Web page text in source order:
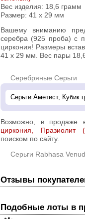
Вес изделия: 18,6 грамм
Размер: 41 х 29 мм
Вашему вниманию предлагаются серьги из стерлингового
серебра (925 проба) с
циркония! Размеры
41 х 29 мм. Вес пары
Серебряные Серьги
Возможно, в продаже
циркония, Празиолит
поиском по сайту.
Серьги Rabhasa
Отзывы
Подобные лоты в